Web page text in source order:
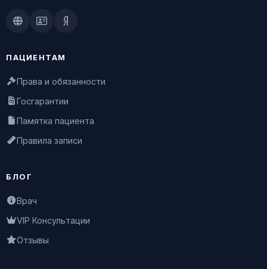
Doctu.ruПроДокторов
Яндекс.Здоровье
ПАЦИЕНТАМ
Права и обязанности
Госгарантии
Памятка пациента
Правила записи
БЛОГ
Врач
VIP Консультации
Отзывы